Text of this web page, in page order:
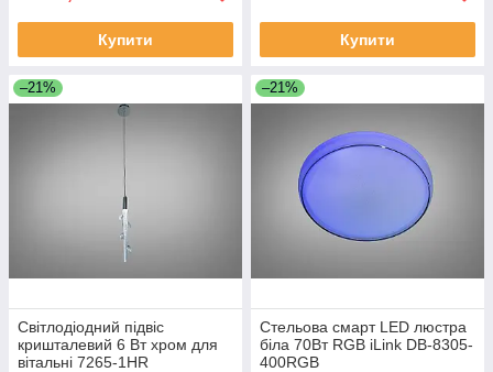
Купити Купити
–21%
Світлодіодний підвіс
кришталевий 6 Вт хром для
вітальні 7265-1HR
–21%
Стельова смарт LED люстра
біла 70Вт RGB iLink DB-8305-
400RGB